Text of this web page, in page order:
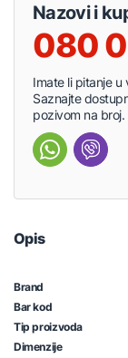
Nazovi i
080
Imate li pitanje
Saznajte
pozivom na broj.
Opis
Brand
Bar kod
Tip proizvoda
Dimenzije